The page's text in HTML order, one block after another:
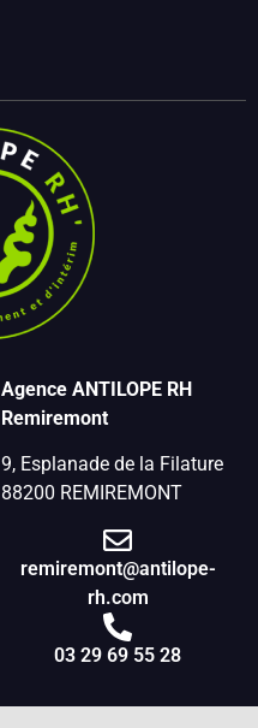
Agence ANTILOPE RH
Remiremont
9, Esplanade de la Filature
88200 REMIREMONT
remiremont@antilope-
rh.com
03 29 69 55 28